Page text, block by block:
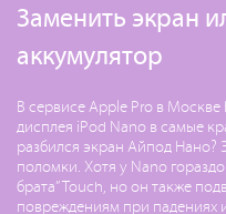
Заменить экран
аккумулятор
В сервисе Apple Pro в
дисплея iPod Nano в самые
разбился экран Айпод
поломки. Хотя у Nano
брата” Touch, но он также
повреждениям при падениях